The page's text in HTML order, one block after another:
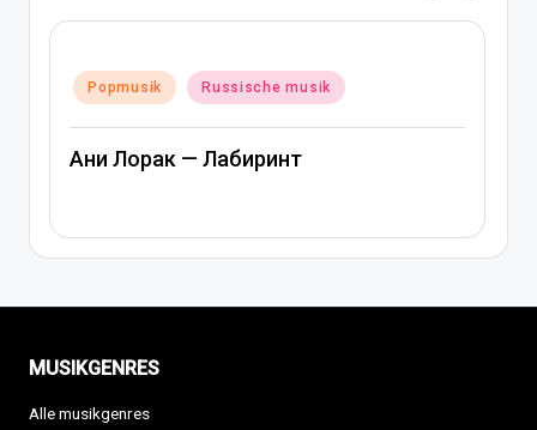
in
Popmusik Rap und hip-hop musik
Russische musik
Артем Качер Ани Лорак – Материк
MUSIKGENRES
Alle musikgenres